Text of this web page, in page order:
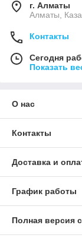
г. Алматы
Алматы,
Контакты
Сегодня
Показать
О нас
Контакты
Доставка и
График работы
Полная версия